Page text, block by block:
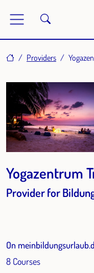
HomeProviders
Yogazentrum
Provider for
On
8 Courses